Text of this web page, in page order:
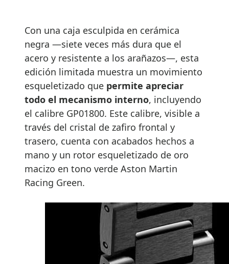
Con una caja esculpida en cerámica
negra —siete veces más dura que el
acero y resistente a los arañazos—, esta
edición limitada muestra un movimiento
esqueletizado que permite apreciar
todo el mecanismo interno, incluyendo
el calibre GP01800. Este calibre, visible a
través del cristal de zafiro frontal y
trasero, cuenta con acabados hechos a
mano y un rotor esqueletizado de oro
macizo en tono verde Aston Martin
Racing Green.